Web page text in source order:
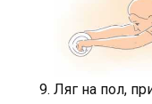
Ляг на пол,